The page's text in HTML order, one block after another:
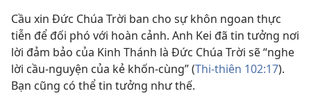
Cầu xin Đức Chúa Trời ban cho sự khôn ngoan thực
tiễn để đối phó với hoàn cảnh. Anh Kei đã tin tưởng nơi
lời đảm bảo của Kinh Thánh là Đức Chúa Trời sẽ “nghe
lời cầu-nguyện của kẻ khốn-cùng” (Thi-thiên 102:17).
Bạn cũng có thể tin tưởng như thế.